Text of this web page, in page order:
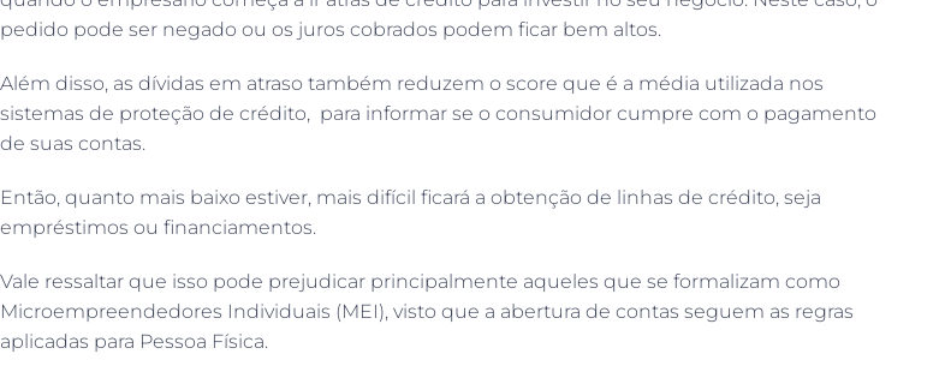
pedido pode ser negado ou os juros cobrados podem ficar bem altos.
Além disso, as dívidas em atraso também reduzem o score que é a média utilizada nos
sistemas de proteção de crédito, para informar se o consumidor cumpre com o pagamento
de suas contas.
Então, quanto mais baixo estiver, mais difícil ficará a obtenção de linhas de crédito, seja
empréstimos ou financiamentos.
Vale ressaltar que isso pode prejudicar principalmente aqueles que se formalizam como
Microempreendedores Individuais (MEI), visto que a abertura de contas seguem as regras
aplicadas para Pessoa Física.